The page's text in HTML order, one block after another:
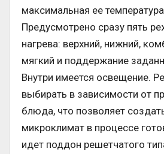
максимальная ее
Предусмотрено сразу пять
нагрева: верхний, нижний,
мягкий и поддержание
Внутри имеется освещение.
выбирать в зависимости от
блюда, что позволяет
микроклимат в процессе
идет поддон решетчатого